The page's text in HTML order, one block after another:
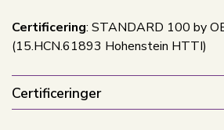
Certificering: STANDARD 100 by
(15.HCN.61893 Hohenstein HTTI)
Certificeringer